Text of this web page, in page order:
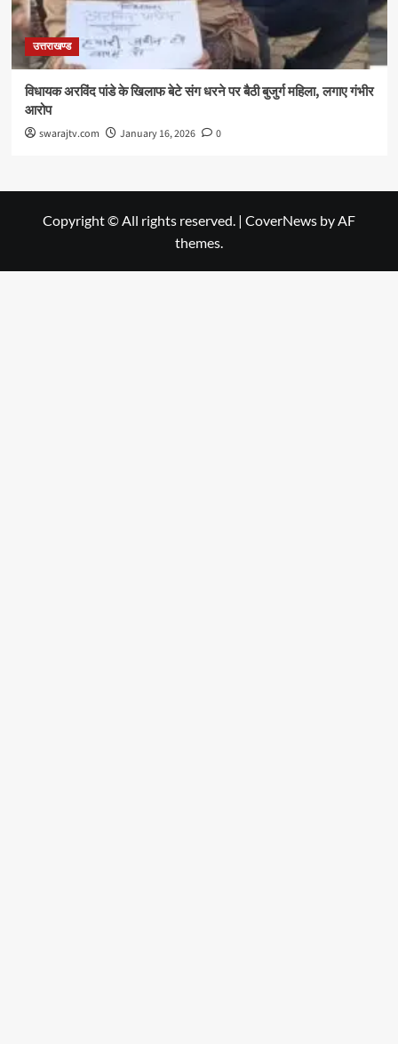
उत्तराखण्ड
विधायक अरविंद पांडे के खिलाफ बेटे संग धरने पर बैठी बुजुर्ग महिला, लगाए गंभीर
आरोप
swarajtv.com January 16, 2026 0
Copyright © All rights reserved. | CoverNews by AF
themes.